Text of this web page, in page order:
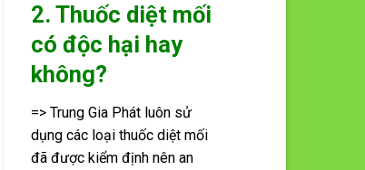
2. Thuốc diệt mối
có độc hại hay
không?
=> Trung Gia Phát luôn sử
dụng các loại thuốc diệt mối
đã được kiểm định nên an